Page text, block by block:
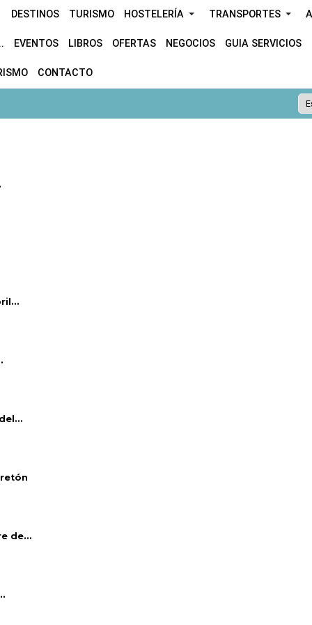
DESTINOS TURISMO HOSTELERÍA TRANSPORTES
EVENTOS LIBROS OFERTAS NEGOCIOS GUIA SERVICIOS
CONTACTO
de...